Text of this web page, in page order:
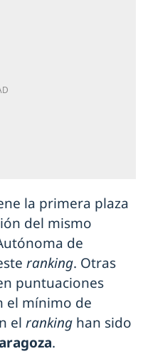
la primera plaza
del mismo
de
ranking. Otras
puntuaciones
el mínimo de
el ranking han sido
.